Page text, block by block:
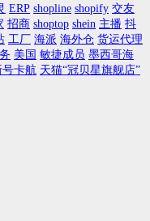
ERP shopline shopify 交友
招商 shoptop shein 主播 抖
工厂 海派 海外仓 货运代理
美国 敏捷成员 墨西哥海
卡航 天猫“冠贝星旗舰店”